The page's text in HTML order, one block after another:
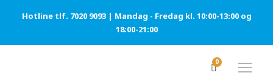
Hotline tlf. 7020 9093 | Mandag - Fredag kl. 10:00-13:00 og
18:00-21:00
0